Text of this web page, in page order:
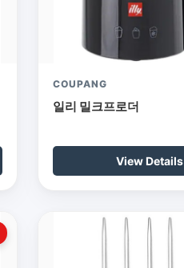
COUPANG
일리 밀크프로더
View Details